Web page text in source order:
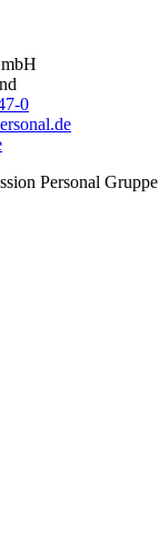
0
Personal Gruppe